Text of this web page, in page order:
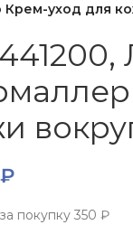
уход для
₽
покупку350 ₽